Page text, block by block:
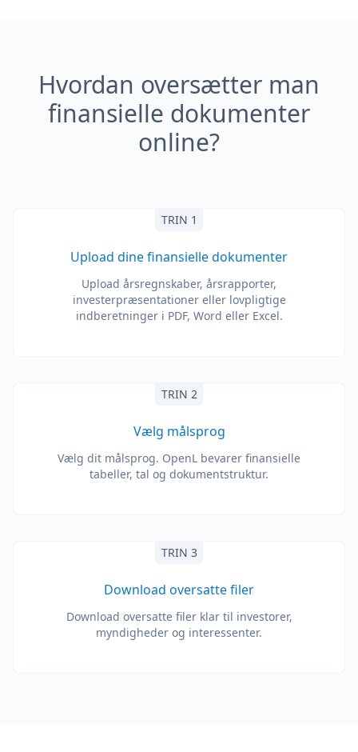
Hvordan oversætter man
finansielle dokumenter
online?
TRIN 1
Upload dine finansielle dokumenter
Upload årsregnskaber, årsrapporter,
investerpræsentationer eller lovpligtige
indberetninger i PDF, Word eller Excel.
TRIN 2
Vælg målsprog
Vælg dit målsprog. OpenL bevarer finansielle
tabeller, tal og dokumentstruktur.
TRIN 3
Download oversatte filer
Download oversatte filer klar til investorer,
myndigheder og interessenter.